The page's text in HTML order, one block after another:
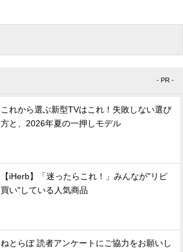
- PR -
これから選ぶ新型TVはこれ！失敗しない選び
方と、2026年夏の一押しモデル
【iHerb】「迷ったらこれ！」みんなが"リピ
買い"している人気商品
ねとらぼ 読者アンケートにご協力をお願いし